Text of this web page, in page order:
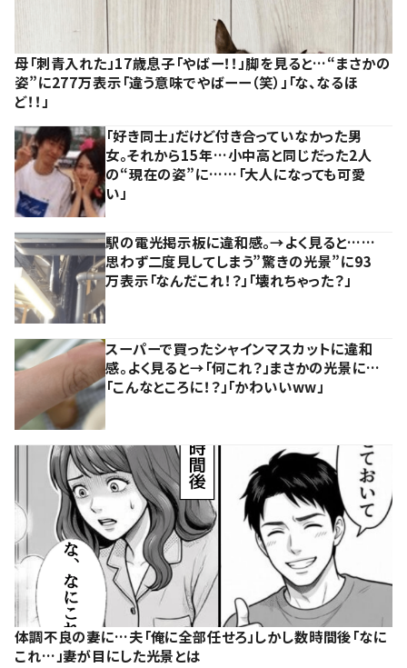
母「刺青入れた」17歳息子「やばー！！」脚を見ると…“まさかの
姿”に277万表示「違う意味でやばーー（笑）」「な、なるほ
ど！！」
「好き同士」だけど付き合っていなかった男
女。それから15年…小中高と同じだった2人
の“現在の姿”に……「大人になっても可愛
い」
駅の電光掲示板に違和感。→よく見ると……
思わず二度見してしまう”驚きの光景”に93
万表示「なんだこれ！？」「壊れちゃった？」
スーパーで買ったシャインマスカットに違和
感。よく見ると→「何これ？」まさかの光景に…
「こんなところに！？」「かわいいww」
体調不良の妻に…夫「俺に全部任せろ」しかし数時間後「なに
これ…」妻が目にした光景とは